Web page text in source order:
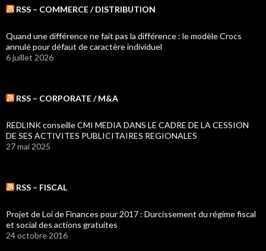
RSS – COMMERCE / DISTRIBUTION
Quand une différence ne fait pas la différence : le modèle Crocs
annulé pour défaut de caractère individuel
6 juillet 2026
RSS – CORPORATE / M&A
REDLINK conseille CMI MEDIA DANS LE CADRE DE LA CESSION
DE SES ACTIVITES PUBLICITAIRES REGIONALES
27 mai 2025
RSS – FISCAL
Projet de Loi de Finances pour 2017 : Durcissement du régime fiscal
et social des actions gratuites
24 octobre 2016